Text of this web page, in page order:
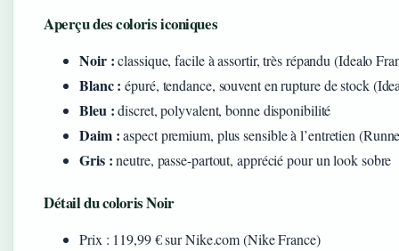
Aperçu des coloris iconiques
Noir :classique, facile à assortir, très répandu (Idealo
Blanc : épuré, tendance, souvent en rupture de stock
Bleu :discret, polyvalent, bonne disponibilité
Daim :aspect premium, plus sensible à l’entretien
Gris :neutre, passe-partout, apprécié pour un look sobre
Détail du coloris Noir
Prix : 119,99 € sur Nike.com (Nike France)